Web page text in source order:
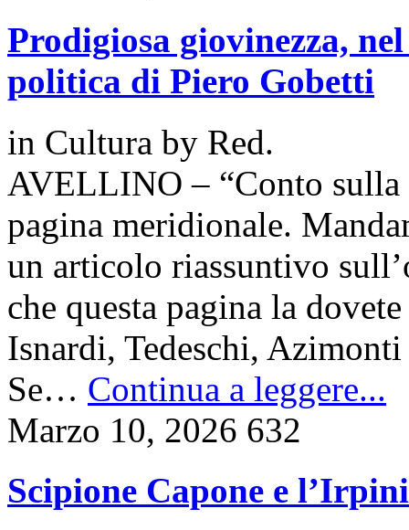
Prodigiosa giovinezza,
politica di Piero Gobetti
in Cultura by Red.
AVELLINO – “Conto sulla
pagina meridionale.
un articolo riassuntivo
che questa pagina la
Isnardi, Tedeschi,
Se… Continua a leggere...
Marzo 10, 2026 632
Scipione Capone e